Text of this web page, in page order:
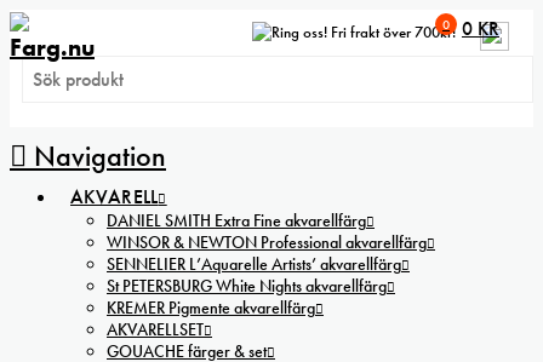
Fri frakt över 700kr!
Navigation
0 0 KR
AKVARELL
DANIEL SMITH Extra Fine akvarellfärg
WINSOR & NEWTON Professional akvarellfärg
SENNELIER L’Aquarelle Artists’ akvarellfärg
St PETERSBURG White Nights akvarellfärg
KREMER Pigmente akvarellfärg
AKVARELLSET
GOUACHE färger & set